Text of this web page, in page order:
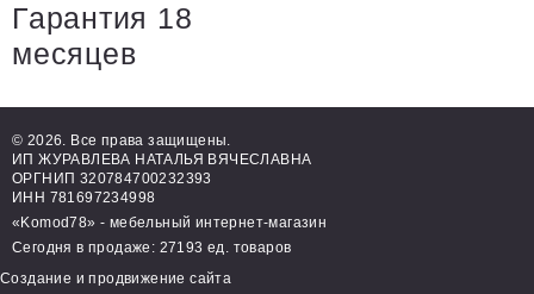
Гарантия 18
месяцев
© 2026. Все права защищены.
ИП ЖУРАВЛЕВА НАТАЛЬЯ ВЯЧЕСЛАВНА
ОРГНИП 320784700232393
ИНН 781697234998
«Komod78» - мебельный интернет-магазин
Сегодня в продаже: 27193 ед. товаров
Создание и продвижение сайта